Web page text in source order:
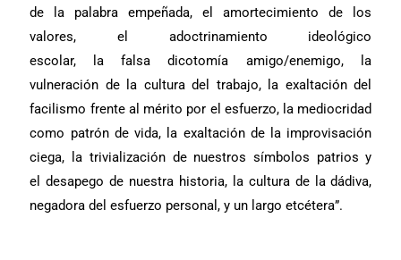
de la palabra empeñada, el amortecimiento de los
valores, el adoctrinamiento ideológico
escolar, la falsa
dicotomía amigo/enemigo, la
vulneración de la cultura del trabajo, la exaltación del
facilismo frente al mérito por el esfuerzo, la mediocridad
como patrón de vida, la exaltación de la improvisación
ciega, la trivialización de nuestros símbolos patrios y
el desapego de nuestra historia, la cultura de la dádiva,
negadora del esfuerzo personal, y un largo etcétera”.